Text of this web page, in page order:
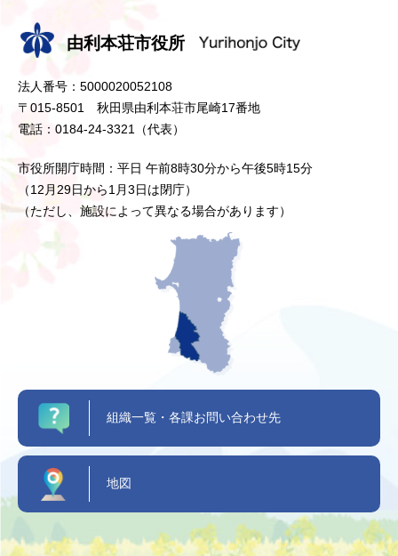
由利本荘市役所
法人番号：5000020052108
〒015-8501 秋田県由利本荘市尾崎17番地
電話：0184-24-3321（代表）
市役所開庁時間：平日 午前8時30分から午後5時15分
（12月29日から1月3日は閉庁）
（ただし、施設によって異なる場合があります）
組織一覧・各課お問い合わせ先
地図